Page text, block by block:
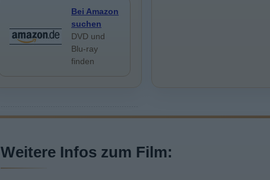
Bei Amazon
suchen
DVD und
Blu-ray
finden
Weitere Infos zum Film: